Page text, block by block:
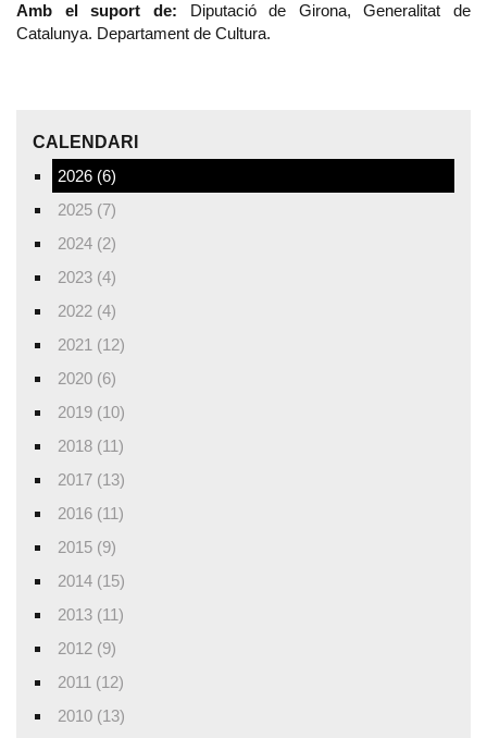
Amb el suport de: Diputació de Girona, Generalitat de
Catalunya. Departament de Cultura.
CALENDARI
2026 (6)
2025 (7)
2024 (2)
2023 (4)
2022 (4)
2021 (12)
2020 (6)
2019 (10)
2018 (11)
2017 (13)
2016 (11)
2015 (9)
2014 (15)
2013 (11)
2012 (9)
2011 (12)
2010 (13)